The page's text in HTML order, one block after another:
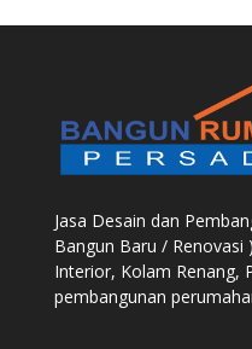
Jasa Desain dan
Bangun Baru / Renovasi
Interior, Kolam Renang,
pembangunan